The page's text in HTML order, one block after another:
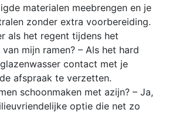
materialen meebrengen en je
zonder extra voorbereiding.
als het regent tijdens het
mijn ramen? – Als het hard
contact met je
afspraak te verzetten.
schoonmaken met azijn? – Ja,
optie die net zo